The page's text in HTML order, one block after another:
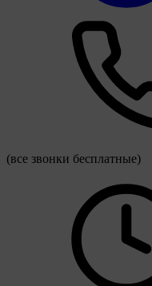
(все звонки бесплатные)